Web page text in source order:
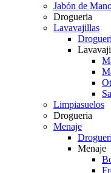
Jabón de
Drogueria
Lavavajillas
Limpiasuelos
Drogueria
Menaje
Menaje